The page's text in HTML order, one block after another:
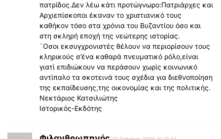
πατρίδος.Δεν λέω κάτι προτώγνωρο:Πατριάρχες και
Αρχιεπίσκοποι έκαναν το χριστιανικό τους
καθήκον τόσο στα χρόνια του Βυζαντίου όσο και
στη σκληρή εποχή της νεώτερης ιστορίας.
`Οσοι εκσυγχρονιστές θέλουν να περιορίσουν τους
κληρικούς σ’ένα καθαρά πνευματικό ρόλο,είναι
γιατί επιδιώκουν να περάσουν χωρίς κοινωνικό
αντίπαλο τα σκοτεινά τους σχέδια για διεθνοποίηση
της εκπαίδευσης,της οικονομίας και της πολιτικής.
Νεκτάριος Κατσιλιώτης
Ιστορικός-Εκδότης